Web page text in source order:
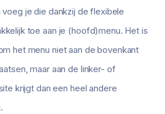
je die dankzij de flexibele
toe aan je (hoofd)menu. Het is
het menu niet aan de bovenkant
maar aan de linker- of
krijgt dan een heel andere